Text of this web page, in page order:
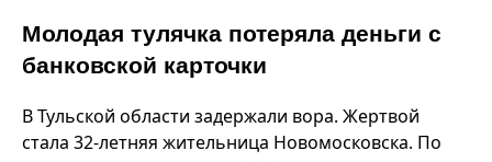
Молодая тулячка потеряла деньги с
банковской карточки
В Тульской области задержали вора. Жертвой
стала 32-летняя жительница Новомосковска. По